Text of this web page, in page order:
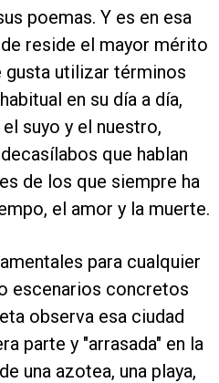
poemas. Y es en esa
reside el mayor mérito
gusta utilizar términos
en su día a día,
suyo y el nuestro,
que hablan
de los que siempre ha
el amor y la muerte.
para cualquier
escenarios concretos
observa esa ciudad
parte y "arrasada" en la
una azotea, una playa,